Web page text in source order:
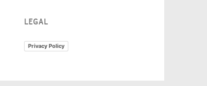
LEGAL
Privacy Policy